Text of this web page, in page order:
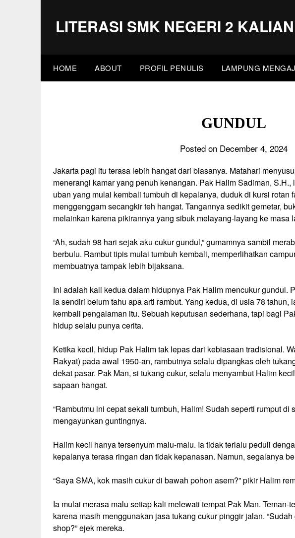
LITERASI SMK NEGERI 2
HOME ABOUT PROFIL PENULIS LAMPUNG
GUNDUL
Posted on December 4, 2024
Jakarta pagi itu terasa lebih hangat dari biasanya. Matahari
menerangi kamar yang penuh kenangan. Pak Halim Sadiman,
uban yang mulai kembali tumbuh di kepalanya, duduk di kursi rotan
menggenggam secangkir teh hangat. Tangannya sedikit gemetar,
melainkan karena pikirannya yang sibuk melayang-layang ke masa
“Ah, sudah 98 hari sejak aku cukur gundul,” gumamnya sambil
berbulu. Rambut tipis mulai tumbuh kembali, memperlihatkan
membuatnya tampak lebih bijaksana.
Ini adalah kali kedua dalam hidupnya Pak Halim mencukur gundul.
ia sendiri belum tahu apa arti rambut. Yang kedua, di usia 78 tahun,
kembali pengalaman itu. Sebuah keputusan sederhana, tapi bagi
hidup selalu punya cerita.
Ketika kecil, hidup Pak Halim tak lepas dari kebiasaan tradisional.
Rakyat) pada awal 1950-an, rambutnya selalu dipangkas oleh
dekat pasar. Pak Man, si tukang cukur, selalu menyambut Halim
sapaan hangat.
“Rambutmu ini cepat sekali tumbuh, Halim! Sudah seperti rumput di
mengayunkan guntingnya.
Halim kecil hanya tersenyum malu-malu. Ia tidak terlalu peduli
kepalanya terasa ringan dan tidak kepanasan. Namun, segalanya
“Saya SMA, kok masih cukur di bawah pohon asem?” pikir Halim
Ia mulai merasa malu setiap kali melewati tempat Pak Man. Teman-
karena masih menggunakan jasa tukang cukur pinggir jalan.
shop?” ejek mereka.